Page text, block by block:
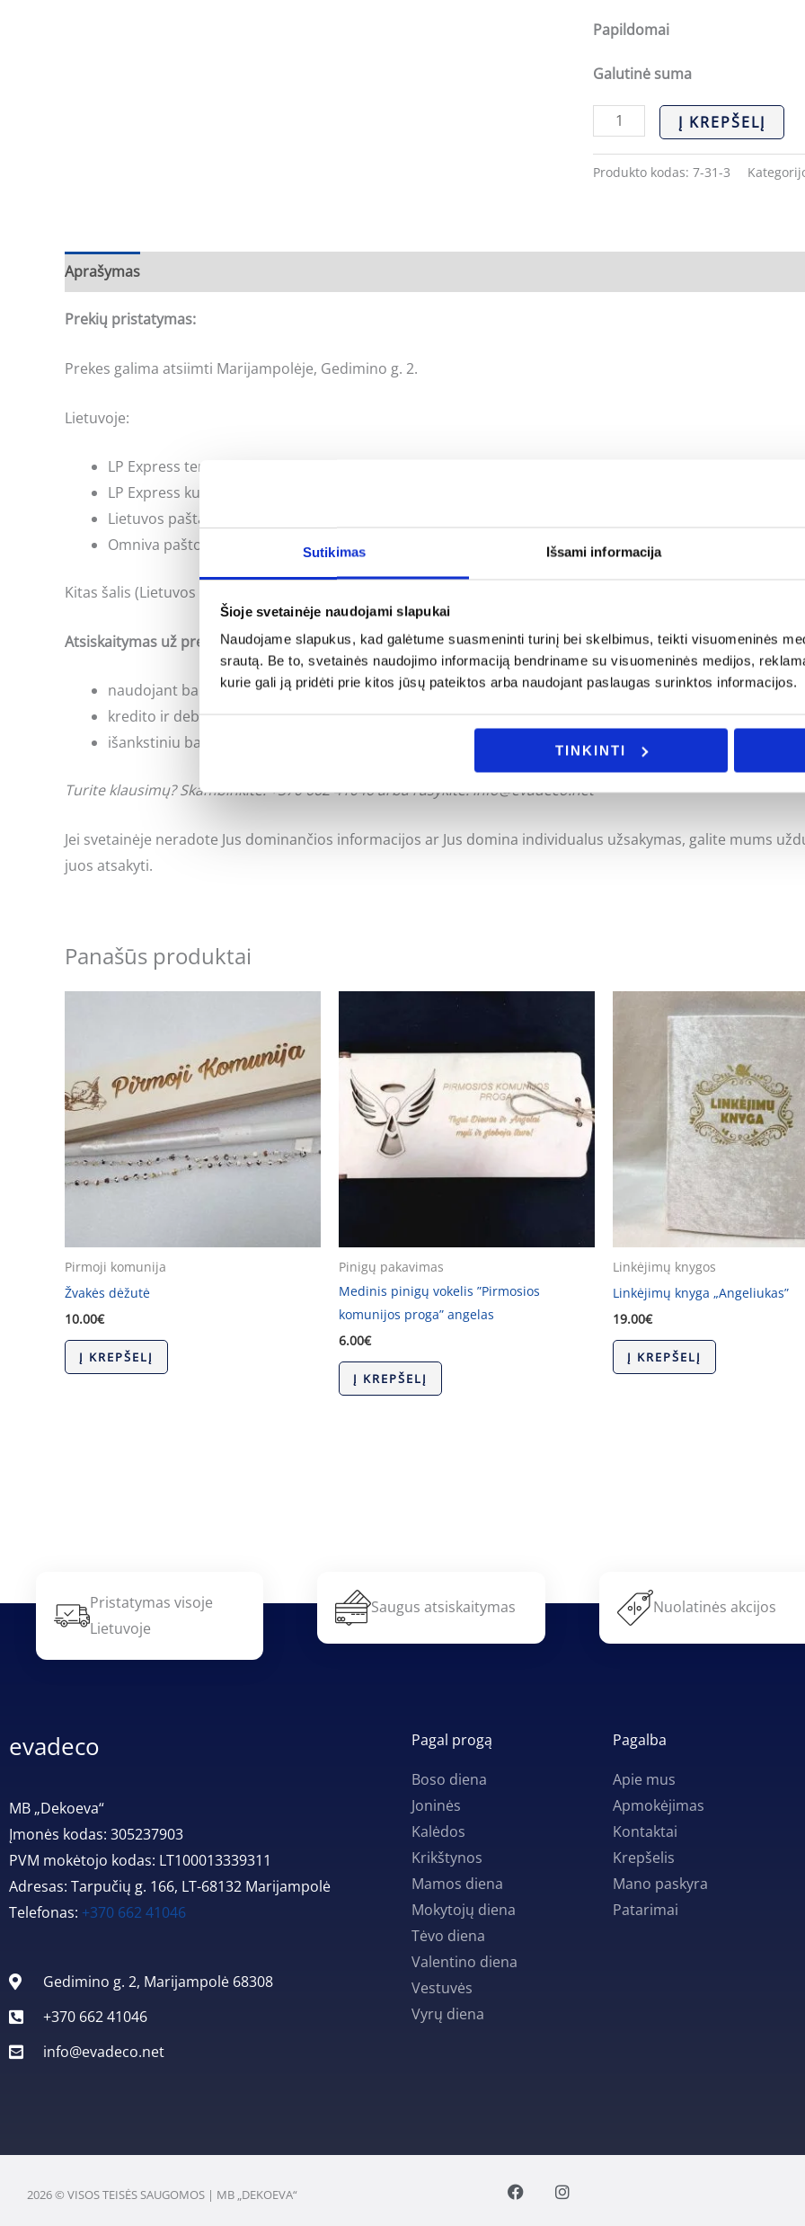
Sutikimas Išsami informacija
Šioje svetainėje naudojami slapukai
Naudojame slapukus, kad galėtume suasmeninti turinį bei skelbimus, teikti visuomeninės
srautą. Be to, svetainės naudojimo informaciją bendriname su visuomeninės medijos,
kurie gali ją pridėti prie kitos jūsų pateiktos arba naudojant paslaugas surinktos informacijos.
TINKINTI
Papildomai
Galutinė suma
Į KREPŠELĮ
Produkto kodas: 7-31-3
Aprašymas
Prekių pristatymas:
Prekes galima atsiimti Marijampolėje, Gedimino g. 2.
Lietuvoje:
LP Express terminalai: per 1-3 d. d.;
LP Express kurjeris: per 1-3 d. d.;
Lietuvos paštas: per 1-3 d. d.;
Omniva paštomatas: per 1-3 d. d.
Kitas šalis (Lietuvos paštas): per 5-14 d. d.;
Atsiskaitymas už prekes:
naudojant banko internetinės bankininkystės sistemas;
kredito ir debeto kortele;
išankstiniu bankiniu pavedimu;
Turite klausimų? Skambinkite: +370 662 41046 arba rašykite: info@evadeco.net
Jei svetainėje neradote Jus dominančios informacijos ar Jus domina individualus užsakymas, galite mums
juos atsakyti.
Panašūs produktai
Pirmoji komunija
Žvakės dėžutė
10.00€
Į KREPŠELĮ
Pinigų pakavimas
Medinis pinigų vokelis ”Pirmosios
komunijos proga” angelas
6.00€
Į KREPŠELĮ
Linkėjimų knygos
Linkėjimų knyga „Angeliukas”
19.00€
Į KREPŠELĮ
Pristatymas visoje
Lietuvoje
Saugus atsiskaitymas Nuolatinės akcijos
evadeco
MB „Dekoeva“
Įmonės kodas: 305237903
PVM mokėtojo kodas: LT100013339311
Adresas: Tarpučių g. 166, LT-68132 Marijampolė
Telefonas: +370 662 41046
Gedimino g. 2, Marijampolė 68308
+370 662 41046
info@evadeco.net
Pagal progą
Boso diena
Joninės
Kalėdos
Krikštynos
Mamos diena
Mokytojų diena
Tėvo diena
Valentino diena
Vestuvės
Vyrų diena
Pagalba
Apie mus
Apmokėjimas
Kontaktai
Krepšelis
Mano paskyra
Patarimai
2026 © VISOS TEISĖS SAUGOMOS | MB „DEKOEVA“ F
a
I
n